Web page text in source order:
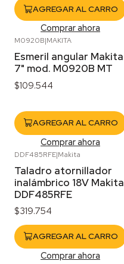
AGREGAR AL CARRO
Comprar ahora
M0920B|MAKITA
Esmeril angular Makita
7" mod. M0920B MT
$109.544
AGREGAR AL CARRO
Comprar ahora
DDF485RFE|Makita
Taladro atornillador
inalámbrico 18V Makita
DDF485RFE
$319.754
AGREGAR AL CARRO
Comprar ahora